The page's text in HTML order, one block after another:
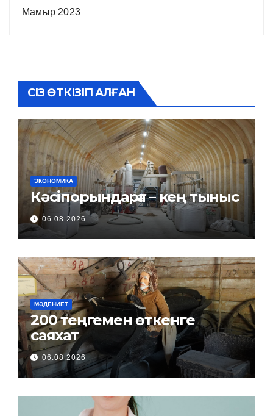
Мамыр 2023
СІЗ ӨТКІЗІП АЛҒАН
ЭКОНОМИКА
Кәсіпорындарға – кең тыныс
06.08.2026
МӘДЕНИЕТ
200 теңгемен өткенге
саяхат
06.08.2026